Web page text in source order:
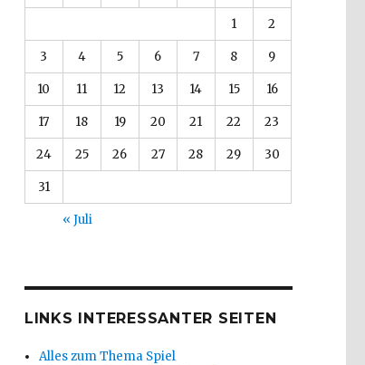
1 2
3 4 5 6 7 8 9
10 11 12 13 14 15 16
17 18 19 20 21 22 23
24 25 26 27 28 29 30
31
« Juli
LINKS INTERESSANTER SEITEN
Alles zum Thema Spiel